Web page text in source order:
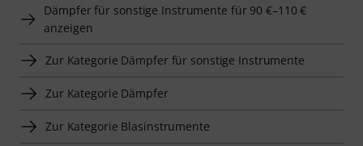
Dämpfer für sonstige Instrumente für 90 €–110 €
anzeigen
Zur Kategorie Dämpfer für sonstige Instrumente
Zur Kategorie Dämpfer
Zur Kategorie Blasinstrumente